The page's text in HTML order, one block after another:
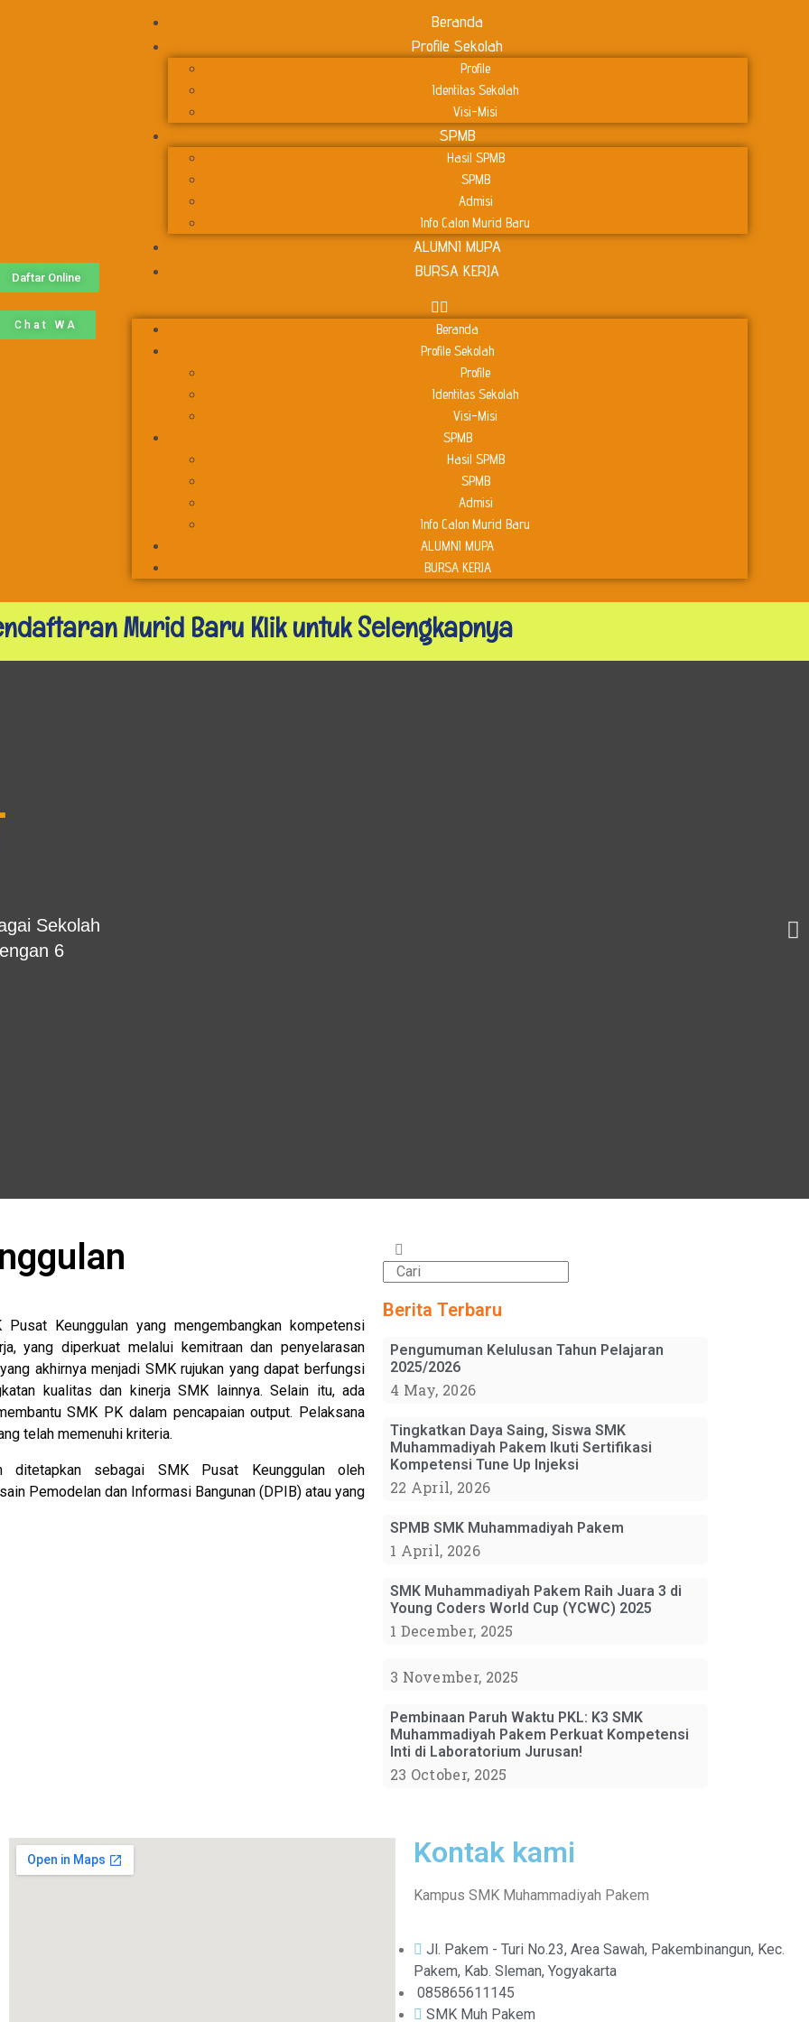
Daftar Online
Chat WA
Beranda
Profile Sekolah
Profile
Identitas Sekolah
Visi-Misi
SPMB
Hasil SPMB
SPMB
Admisi
Info Calon Murid Baru
ALUMNI MUPA
BURSA KERJA
Beranda
Profile Sekolah
Profile
Identitas Sekolah
Visi-Misi
SPMB
Hasil SPMB
SPMB
Admisi
Info Calon Murid Baru
ALUMNI MUPA
BURSA KERJA
Murid Baru Klik untuk Selengkapnya
Sekolah
6
Keunggulan yang mengembangkan kompetensi
yang diperkuat melalui kemitraan dan penyelarasan
akhirnya menjadi SMK rujukan yang dapat berfungsi
kualitas dan kinerja SMK lainnya. Selain itu, ada
SMK PK dalam pencapaian output. Pelaksana
telah memenuhi kriteria.
ditetapkan sebagai SMK Pusat Keunggulan oleh
Pemodelan dan Informasi Bangunan (DPIB) atau yang
Berita Terbaru
Pengumuman Kelulusan Tahun Pelajaran
2025/2026
4 May, 2026
Tingkatkan Daya Saing, Siswa SMK
Muhammadiyah Pakem Ikuti Sertifikasi
Kompetensi Tune Up Injeksi
22 April, 2026
SPMB SMK Muhammadiyah Pakem
1 April, 2026
SMK Muhammadiyah Pakem Raih Juara 3 di
Young Coders World Cup (YCWC) 2025
1 December, 2025
3 November, 2025
Pembinaan Paruh Waktu PKL: K3 SMK
Muhammadiyah Pakem Perkuat Kompetensi
Inti di Laboratorium Jurusan!
23 October, 2025
Kontak kami
Kampus SMK Muhammadiyah Pakem
Jl. Pakem - Turi No.23, Area Sawah, Pakembinangun, Kec.
Pakem, Kab. Sleman, Yogyakarta
085865611145
SMK Muh Pakem